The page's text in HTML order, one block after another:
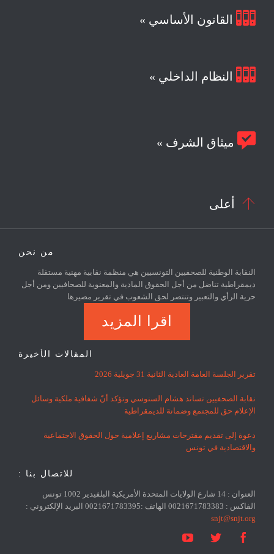
 القانون الأساسي »
 النظام الداخلي »
 ميثاق الشرف »
 أعلى
من نحن
النقابة الوطنية للصحفيين التونسيين هي منظمة نقابية مهنية مستقلة
ديمقراطية تناضل من أجل الحقوق المادية والمعنوية للصحافيين ومن أجل
حرية الرأي والتعبير وتنتصر لحق الشعوب في تقرير مصيرها
اقرا المزيد
المقالات الأخيرة
تقرير الجلسة العامة العادية الثانية 31 جويلية 2026
نقابة الصحفيين تساند هشام السنوسي وتؤكد أنّ شفافية ملكية وسائل
الإعلام حق للمجتمع وضمانة للديمقراطية
دعوة إلى تقديم مقترحات مشاريع إعلامية حول الحقوق الاجتماعية
والاقتصادية في تونس
للاتصال بنا :
العنوان : 14 شارع الولايات المتحدة الأمريكية البلفيدير 1002 تونس
الفاكس : 0021671783383 الهاتف :0021671783395 البريد الإلكتروني :
snjt@snjt.org


